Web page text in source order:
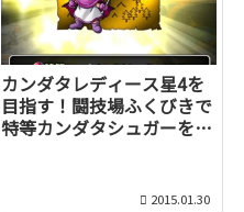
カンダタレディース星4を
目指す！闘技場ふくびきで
特等カンダタシュガーを獲
2015.01.30